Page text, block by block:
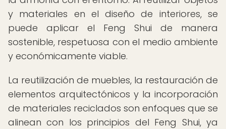
y materiales en el diseño de interiores, se
puede aplicar el Feng Shui de manera
sostenible, respetuosa con el medio ambiente
y económicamente viable.
La reutilización de muebles, la restauración de
elementos arquitectónicos y la incorporación
de materiales reciclados son enfoques que se
alinean con los principios del Feng Shui, ya